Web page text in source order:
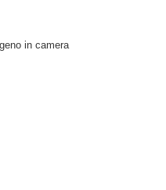
in camera